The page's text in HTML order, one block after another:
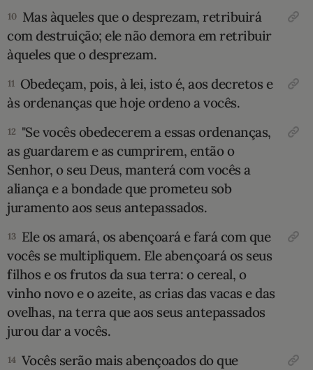
10 Mas àqueles que o desprezam, retribuirá
com destruição; ele não demora em retribuir
àqueles que o desprezam.
11 Obedeçam, pois, à lei, isto é, aos decretos e
às ordenanças que hoje ordeno a vocês.
12 "Se vocês obedecerem a essas ordenanças,
as guardarem e as cumprirem, então o
Senhor, o seu Deus, manterá com vocês a
aliança e a bondade que prometeu sob
juramento aos seus antepassados.
13 Ele os amará, os abençoará e fará com que
vocês se multipliquem. Ele abençoará os seus
filhos e os frutos da sua terra: o cereal, o
vinho novo e o azeite, as crias das vacas e das
ovelhas, na terra que aos seus antepassados
jurou dar a vocês.
14 Vocês serão mais abençoados do que